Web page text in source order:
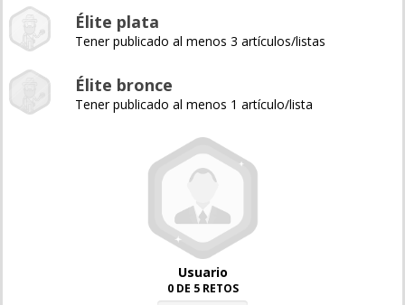
Élite plata
Tener publicado al menos 3 artículos/listas
Élite bronce
Tener publicado al menos 1 artículo/lista
Usuario
0 DE 5 RETOS